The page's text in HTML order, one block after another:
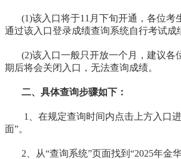
(1)该入口将于11月下旬开通，各位考
通过该入口登录成绩查询系统自行考试成
(2)该入口一般只开放一个月，建议各
期后将会关闭入口，无法查询成绩。
二、具体查询步骤如下：
1、在规定查询时间内点击上方入口进
面”。
2、从“查询系统”页面找到“2025年金